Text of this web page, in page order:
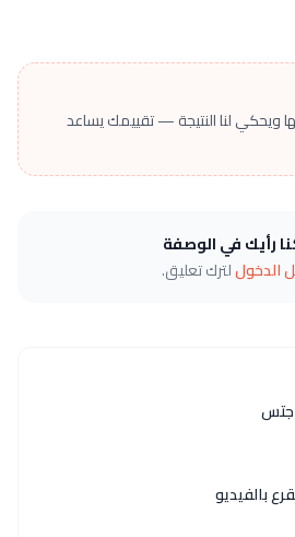
ويحكي لنا النتيجة — تقييمك يساعد
رأيك في الوصفة
الدخوللترك تعليق.
بالفيديو